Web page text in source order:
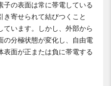
子の表面は常に帯電している
き寄せられて結びつくこと
ています。しかし、外部から
の分極状態が変化し、自由電
表面が正または負に帯電する